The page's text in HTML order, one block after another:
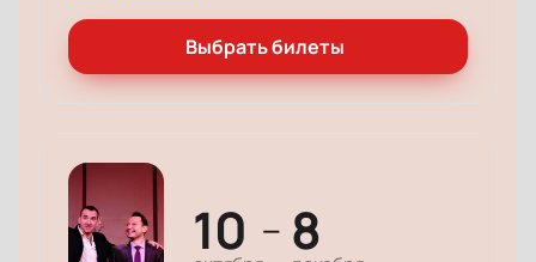
Выбрать билеты
10 — 8